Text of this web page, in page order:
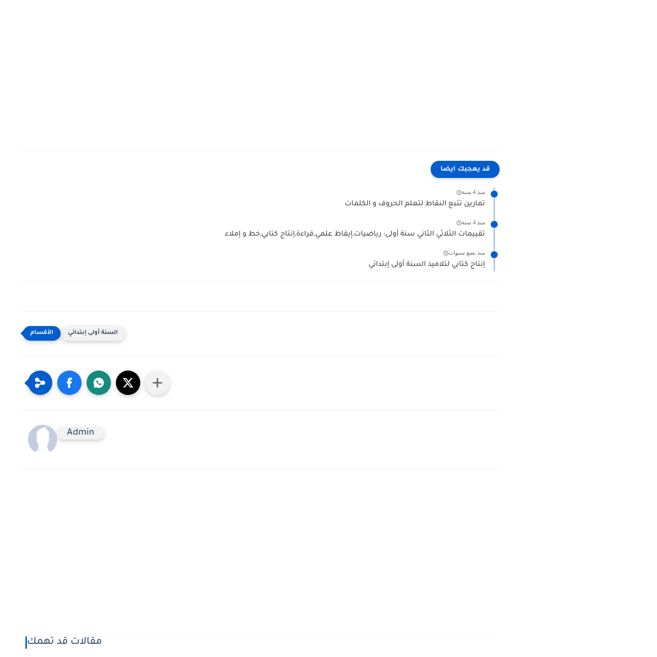
قد يعجبك ايضا
منذ 4 سنة
تمارين تتبع النقاط لتعلم الحروف و الكلمات
منذ 4 سنة
تقييمات الثلاثي الثاني سنة أولى: رياضيات,إيقاظ علمي,قراءة,إنتاج كتابي,خط و إملاء
منذ بضع سنوات
إنتاج كتابي لتلاميذ السنة أولى إبتدائي
السنة أولى إبتدائي
Admin
مقالات قد تهمك